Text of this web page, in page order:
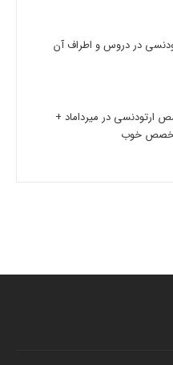
در دروس و اطراف آن
ارتودنسی در میرداماد +
خوب